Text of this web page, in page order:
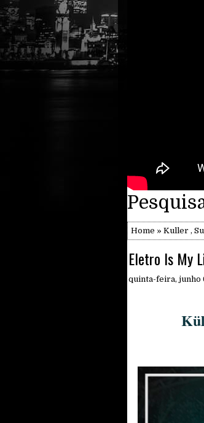
Home » Kuller ,
Eletro Is My
quinta-feira, junho